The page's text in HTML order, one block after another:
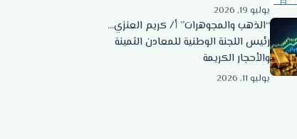
يوليو 19, 2026
“الذهب والمجوهرات” أ/ كريم العنزي…
رئيس اللجنة الوطنية للمعادن الثمينة
والأحجار الكريمة
يوليو 11, 2026